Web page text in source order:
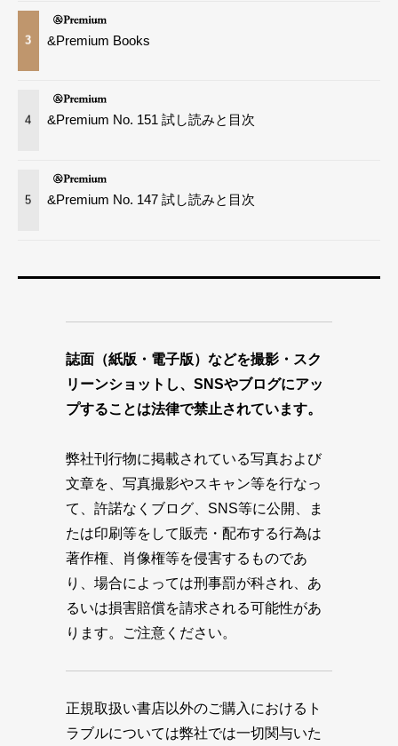
3 &Premium Books
4 &Premium No. 151 試し読みと目次
5 &Premium No. 147 試し読みと目次
誌面（紙版・電子版）などを撮影・スク
リーンショットし、SNSやブログにアッ
プすることは法律で禁止されています。
弊社刊行物に掲載されている写真および
文章を、写真撮影やスキャン等を行なっ
て、許諾なくブログ、SNS等に公開、ま
たは印刷等をして販売・配布する行為は
著作権、肖像権等を侵害するものであ
り、場合によっては刑事罰が科され、あ
るいは損害賠償を請求される可能性があ
ります。ご注意ください。
正規取扱い書店以外のご購入におけるト
ラブルについては弊社では一切関与いた